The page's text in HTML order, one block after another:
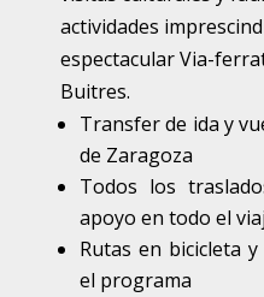
actividades
espectacular Via-
Buitres.
Transfer de ida y
de Zaragoza
Todos los
apoyo en todo el
Rutas en bicicleta
el programa